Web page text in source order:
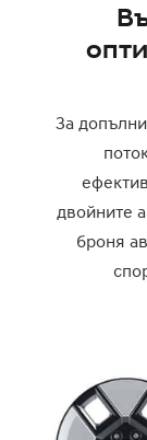
За
двойните
броня